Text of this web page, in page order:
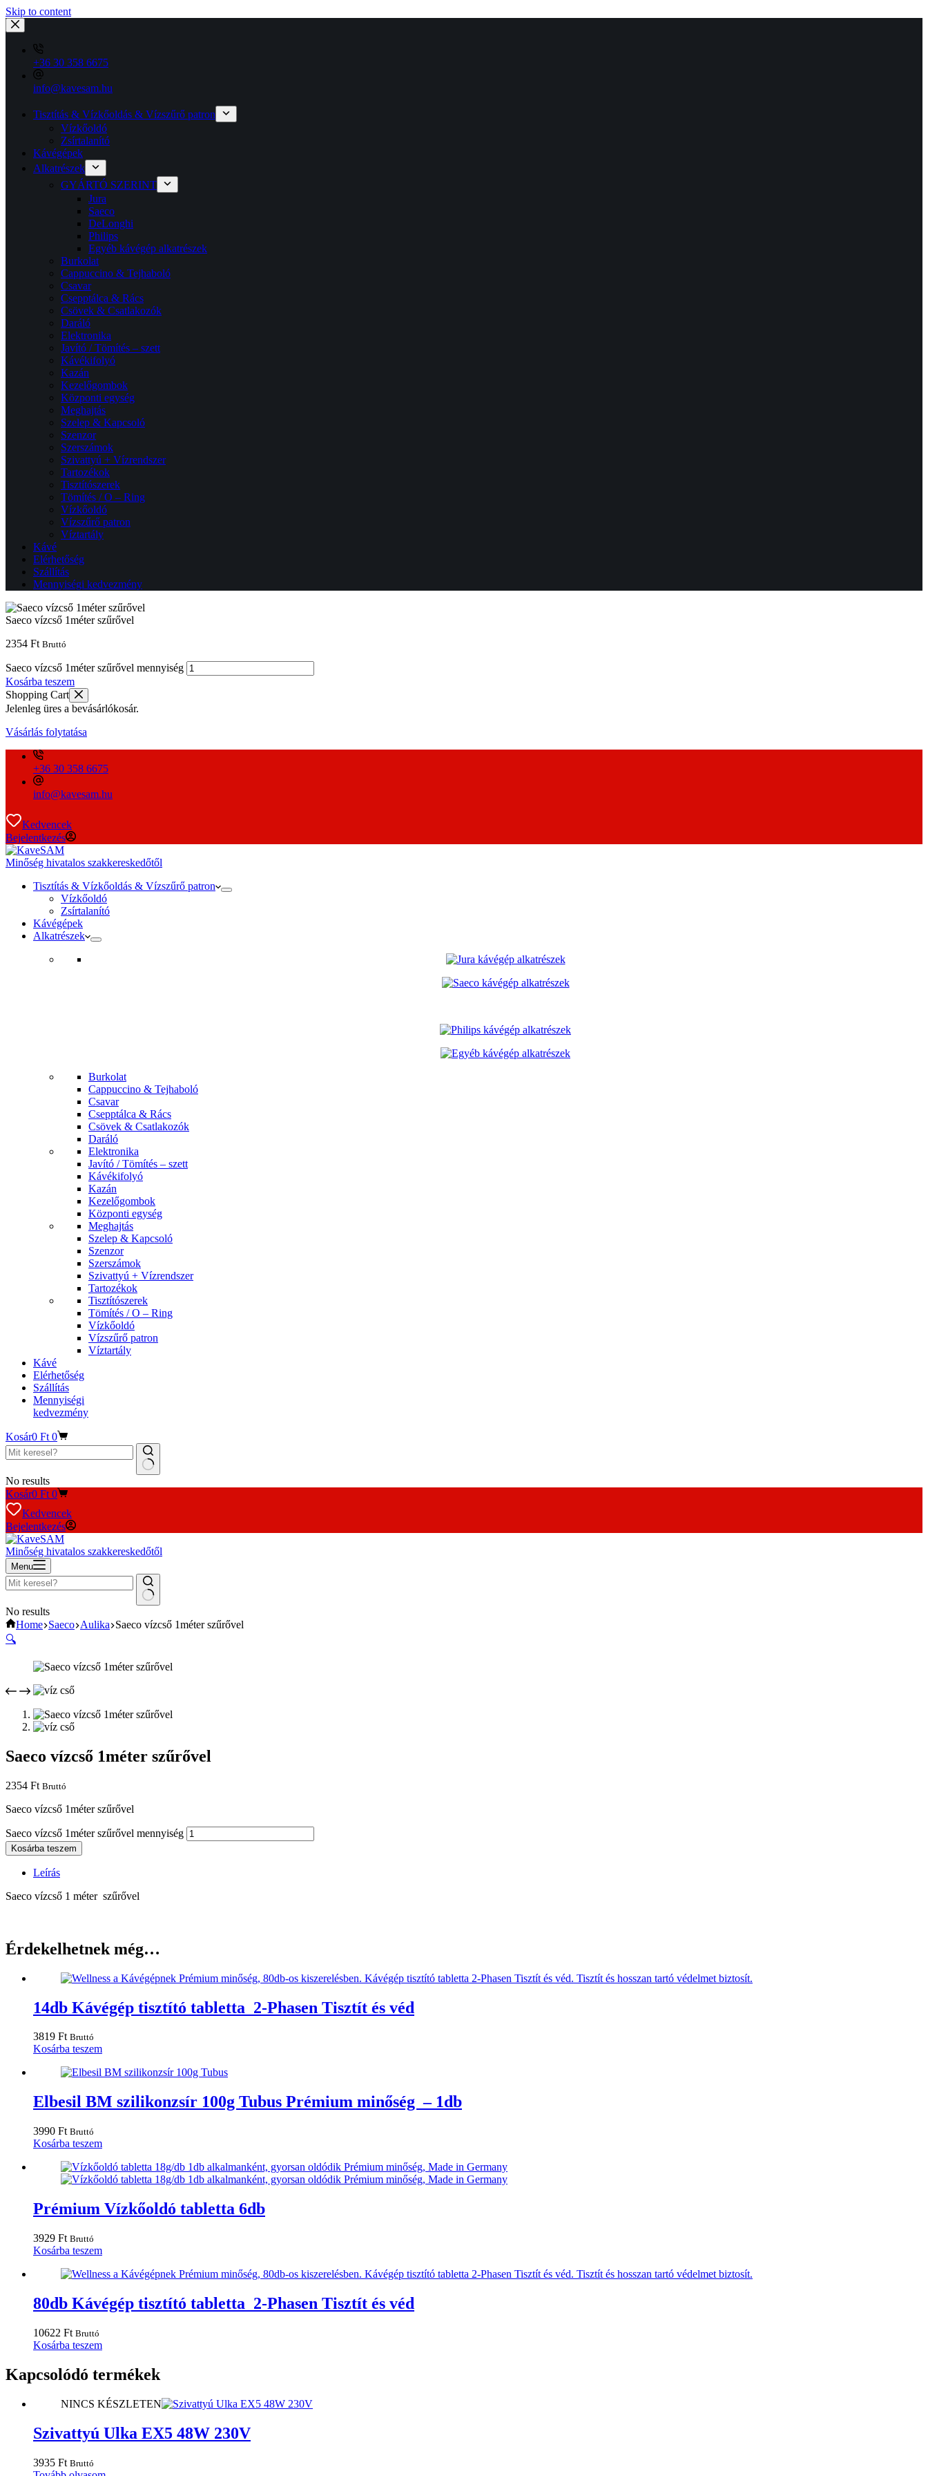
Skip to content
+36 30 358 6675
info@kavesam.hu
Tisztítás & Vízkőoldás & Vízszűrő patron
Vízkőoldó
Zsírtalanító
Kávégépek
Alkatrészek
GYÁRTÓ SZERINT
Jura
Saeco
DeLonghi
Philips
Egyéb kávégép alkatrészek
Burkolat
Cappuccino & Tejhaboló
Csavar
Csepptálca & Rács
Csövek & Csatlakozók
Daráló
Elektronika
Javító / Tömítés – szett
Kávékifolyó
Kazán
Kezelőgombok
Központi egység
Meghajtás
Szelep & Kapcsoló
Szenzor
Szerszámok
Szivattyú + Vízrendszer
Tartozékok
Tisztítószerek
Tömítés / O – Ring
Vízkőoldó
Vízszűrő patron
Víztartály
Kávé
Elérhetőség
Szállítás
Mennyiségi kedvezmény
Saeco vízcső 1méter szűrővel
2354 Ft Bruttó
Saeco vízcső 1méter szűrővel mennyiség
Kosárba teszem
Shopping Cart
Jelenleg üres a bevásárlókosár.
Vásárlás folytatása
+36 30 358 6675
info@kavesam.hu
Kedvencek
Bejelentkezés
Minőség hivatalos szakkereskedőtől
Tisztítás & Vízkőoldás & Vízszűrő patron
Vízkőoldó
Zsírtalanító
Kávégépek
Alkatrészek
Burkolat
Cappuccino & Tejhaboló
Csavar
Csepptálca & Rács
Csövek & Csatlakozók
Daráló
Elektronika
Javító / Tömítés – szett
Kávékifolyó
Kazán
Kezelőgombok
Központi egység
Meghajtás
Szelep & Kapcsoló
Szenzor
Szerszámok
Szivattyú + Vízrendszer
Tartozékok
Tisztítószerek
Tömítés / O – Ring
Vízkőoldó
Vízszűrő patron
Víztartály
Kávé
Elérhetőség
Szállítás
Mennyiségi
kedvezmény
Kosár0 Ft 0
No results
Kosár0 Ft 0
Kedvencek
Bejelentkezés
Minőség hivatalos szakkereskedőtől
Menu
No results
Home Saeco Aulika Saeco vízcső 1méter szűrővel
🔍
Saeco vízcső 1méter szűrővel
2354 Ft Bruttó
Saeco vízcső 1méter szűrővel
Saeco vízcső 1méter szűrővel mennyiség
Kosárba teszem
Leírás
Saeco vízcső 1 méter szűrővel
Érdekelhetnek még…
14db Kávégép tisztító tabletta 2-Phasen Tisztít és véd
3819 Ft Bruttó
Kosárba teszem
Elbesil BM szilikonzsír 100g Tubus Prémium minőség – 1db
3990 Ft Bruttó
Kosárba teszem
Prémium Vízkőoldó tabletta 6db
3929 Ft Bruttó
Kosárba teszem
80db Kávégép tisztító tabletta 2-Phasen Tisztít és véd
10622 Ft Bruttó
Kosárba teszem
Kapcsolódó termékek
NINCS KÉSZLETEN
Szivattyú Ulka EX5 48W 230V
3935 Ft Bruttó